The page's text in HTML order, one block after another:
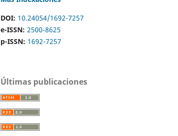
DOI: 10.24054/1692-7257
e-ISSN: 2500-8625
p-ISSN: 1692-7257
Últimas publicaciones